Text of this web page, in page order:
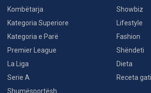
Kombëtarja
Kategoria Superiore
Kategoria e Parë
Premier League
La Liga
Serie A
Shumësportësh
Showbiz
Lifestyle
Fashion
Shëndeti
Dieta
Receta